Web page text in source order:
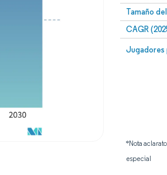
Tamaño
CAGR
Jugadores
*Nota
especial